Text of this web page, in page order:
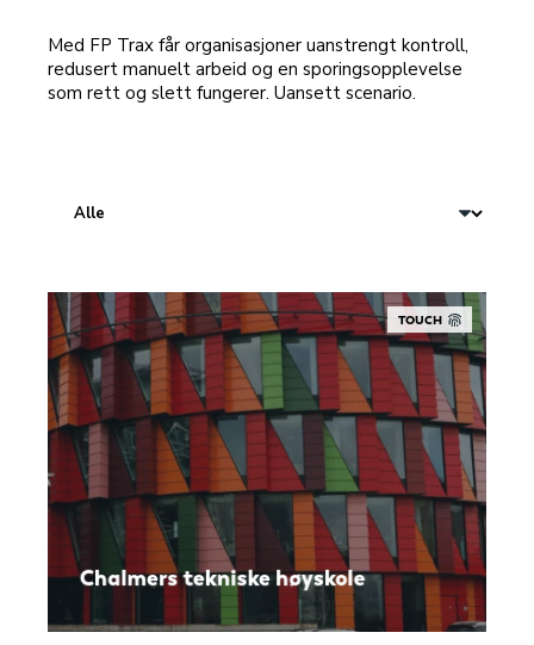
Med FP Trax får organisasjoner uanstrengt kontroll,
redusert manuelt arbeid og en sporingsopplevelse
som rett og slett fungerer. Uansett scenario.
TOUCH
Chalmers tekniske høyskole